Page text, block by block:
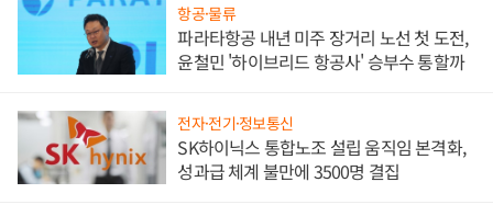
항공·물류
파라타항공 내년 미주 장거리 노선 첫 도전,
윤철민 '하이브리드 항공사' 승부수 통할까
전자·전기·정보통신
SK하이닉스 통합노조 설립 움직임 본격화,
성과급 체계 불만에 3500명 결집